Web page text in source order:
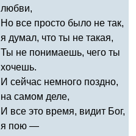
любви,
Но все просто было не так,
я думал, что ты не такая,
Ты не понимаешь, чего ты
хочешь.
И сейчас немного поздно,
на самом деле,
И все это время, видит Бог,
я пою —